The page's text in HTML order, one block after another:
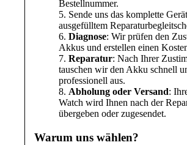
Bestellnummer.
Sende uns das komplette
ausgefülltem
Diagnose: Wir prüfen den
Akkus und erstellen einen
Reparatur: Nach Ihrer
tauschen wir den Akku schnell
professionell aus.
Abholung oder Versand:
Watch wird Ihnen nach der
übergeben oder zugesendet.
Warum uns wählen?